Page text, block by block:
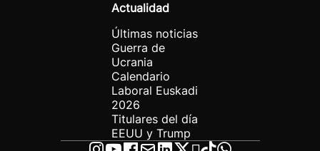
Actualidad
Últimas noticias
Guerra de
Ucrania
Calendario
Laboral Euskadi
2026
Titulares del día
EEUU y Trump